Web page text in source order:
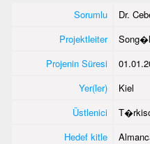
Sorumlu
Dr.
Projektleiter
Projenin Süresi
Yer(ler)
Kiel
Üstlenici
Hedef kitle